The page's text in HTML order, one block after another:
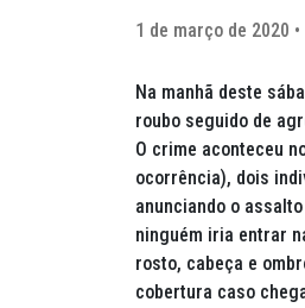
1 de março de 2020
Na manhã deste
roubo seguido de
O crime aconteceu
ocorrência), dois
anunciando o
ninguém iria entrar
rosto, cabeça e
cobertura caso